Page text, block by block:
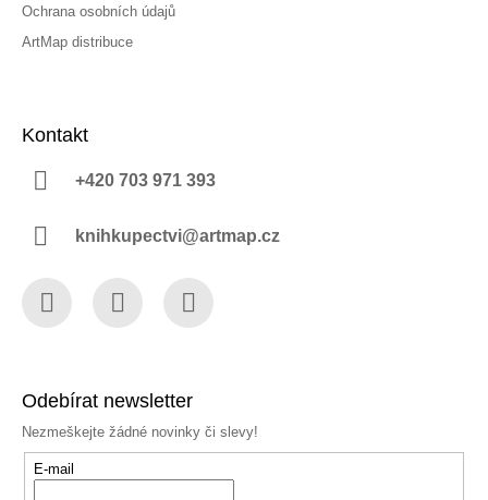
Ochrana osobních údajů
ArtMap distribuce
Kontakt
+420 703 971 393
knihkupectvi@artmap.cz
Odebírat newsletter
Nezmeškejte žádné novinky či slevy!
E-mail